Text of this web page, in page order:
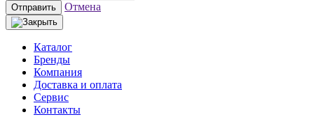
Отправить Отмена
Каталог
Бренды
Компания
Доставка и оплата
Сервис
Контакты